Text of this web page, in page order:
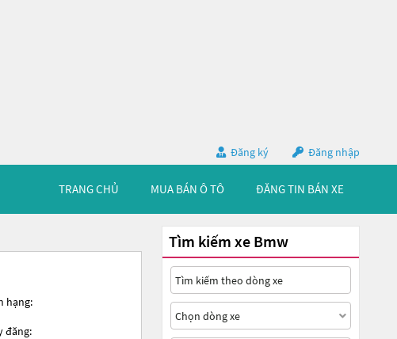
Đăng ký
Đăng nhập
TRANG CHỦ MUA BÁN Ô TÔ ĐĂNG TIN BÁN XE
hạng:
đăng:
Tìm kiếm xe Bmw